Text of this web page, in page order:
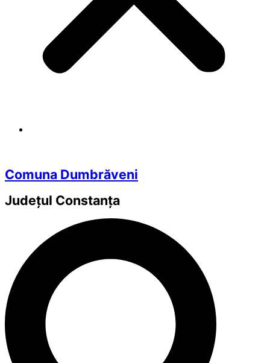
Comuna Dumbrăveni
Județul Constanța